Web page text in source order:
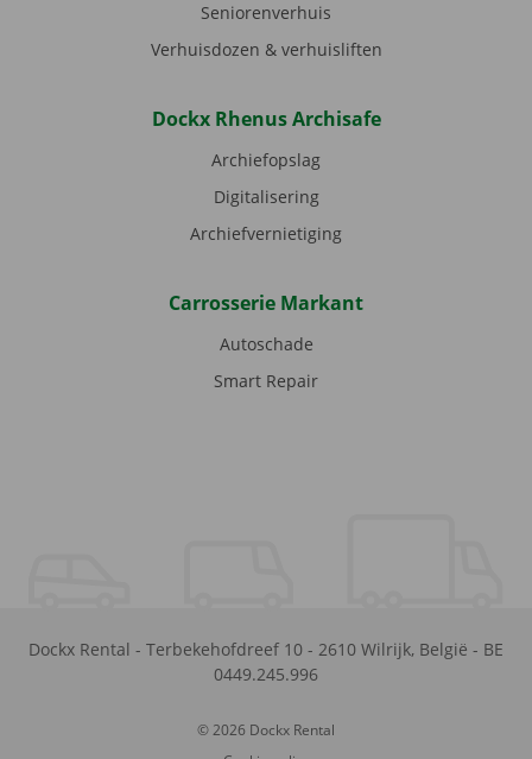
Seniorenverhuis
Verhuisdozen & verhuisliften
Dockx Rhenus Archisafe
Archiefopslag
Digitalisering
Archiefvernietiging
Carrosserie Markant
Autoschade
Smart Repair
Dockx Rental - Terbekehofdreef 10 - 2610 Wilrijk, België - BE
0449.245.996
© 2026 Dockx Rental